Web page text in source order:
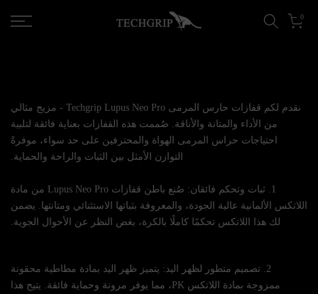
0
نقدم لكم قفازات حارس المرمى Techgrip Lupus Neo Pro - مزيج مثالي
من الأداء والمتانة والأناقة. صُممت هذه القفازات بعناية فائقة لتلبية
احتياجات حراس المرمى الهواة والمحترفين على حد سواء، موفرةً
التوازن الأمثل بين الثبات والراحة والحماية.
1. ثبات وتحكم فائقان: صُنع باطن قفازات Lupus Neo Pro من مادة
اللاتكس الألمانية عالية الجودة، والمعروفة بثباتها الاستثنائي ومتانتها. يضمن
لك هذا اللاتكس تحكمًا كاملًا بالكرة، بغض النظر عن الأحوال الجوية.
2. تصميم متطور لظهر اليد: يتميز ظهر اليد بمادة مطاطية محقونة
ممزوجة بمادة اللاتكس PK، مما يوفر مرونة وحماية فائقة. يتيح هذا